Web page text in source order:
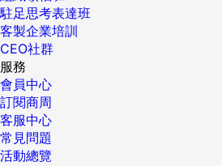
駐足思考表達班
客製企業培訓
CEO社群
服務
會員中心
訂閱商周
客服中心
常見問題
活動總覽